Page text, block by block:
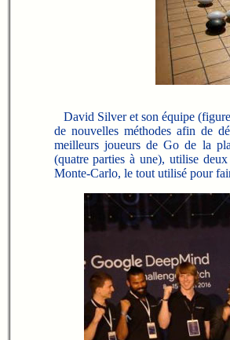
David Silver et son équipe
de nouvelles méthodes afin de
meilleurs joueurs de Go de la
(quatre parties à une), utilise
Monte-Carlo, le tout utilisé pour